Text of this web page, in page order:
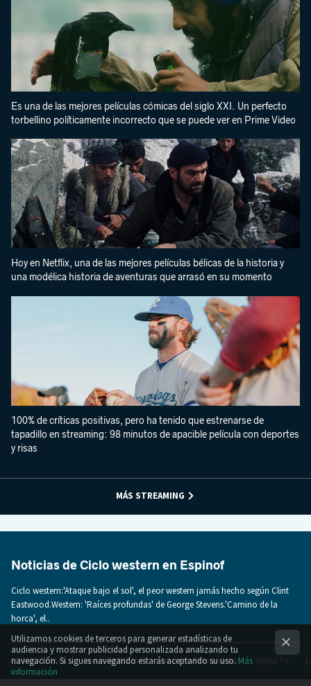
Es una de las mejores películas cómicas del siglo XXI. Un perfecto
torbellino políticamente incorrecto que se puede ver en Prime Video
Hoy en Netflix, una de las mejores películas bélicas de la historia y
una modélica historia de aventuras que arrasó en su momento
100% de críticas positivas, pero ha tenido que estrenarse de
tapadillo en streaming: 98 minutos de apacible película con deportes
y risas
MÁS STREAMING
Noticias de Ciclo western en Espinof
Ciclo western:'Ataque bajo el sol', el peor western jamás hecho según Clint
Eastwood.Western: 'Raíces profundas' de George Stevens.'Camino de la
horca', el..
OTROS TEMAS: Series de ficción Amazon Prime Video Apple TV
Utilizamos cookies de terceros para generar estadísticas de
audiencia y mostrar publicidad personalizada analizando tu
navegación. Si sigues navegando estarás aceptando su uso.Más
información